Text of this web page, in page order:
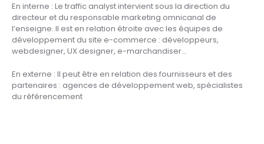
En interne : Le traffic analyst intervient sous la direction du
directeur et du responsable marketing omnicanal de
l’enseigne. Il est en relation étroite avec les équipes de
développement du site e-commerce : développeurs,
webdesigner, UX designer, e-marchandiser…
En externe : Il peut être en relation des fournisseurs et des
partenaires : agences de développement web, spécialistes
du référencement